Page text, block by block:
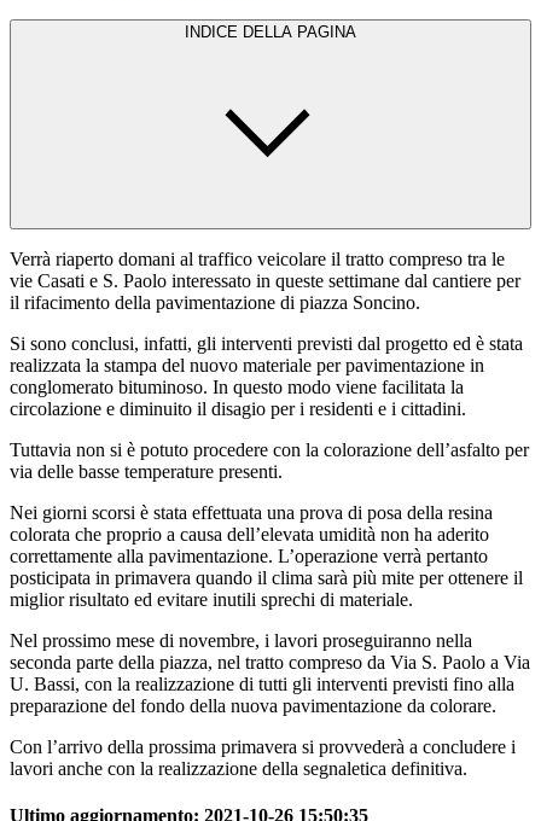
INDICE DELLA PAGINA
Verrà riaperto domani al traffico veicolare il tratto compreso tra le
vie Casati e S. Paolo interessato in queste settimane dal cantiere per
il rifacimento della pavimentazione di piazza Soncino.
Si sono conclusi, infatti, gli interventi previsti dal progetto ed è stata
realizzata la stampa del nuovo materiale per pavimentazione in
conglomerato bituminoso. In questo modo viene facilitata la
circolazione e diminuito il disagio per i residenti e i cittadini.
Tuttavia non si è potuto procedere con la colorazione dell’asfalto per
via delle basse temperature presenti.
Nei giorni scorsi è stata effettuata una prova di posa della resina
colorata che proprio a causa dell’elevata umidità non ha aderito
correttamente alla pavimentazione. L’operazione verrà pertanto
posticipata in primavera quando il clima sarà più mite per ottenere il
miglior risultato ed evitare inutili sprechi di materiale.
Nel prossimo mese di novembre, i lavori proseguiranno nella
seconda parte della piazza, nel tratto compreso da Via S. Paolo a Via
U. Bassi, con la realizzazione di tutti gli interventi previsti fino alla
preparazione del fondo della nuova pavimentazione da colorare.
Con l’arrivo della prossima primavera si provvederà a concludere i
lavori anche con la realizzazione della segnaletica definitiva.
Ultimo aggiornamento: 2021-10-26 15:50:35